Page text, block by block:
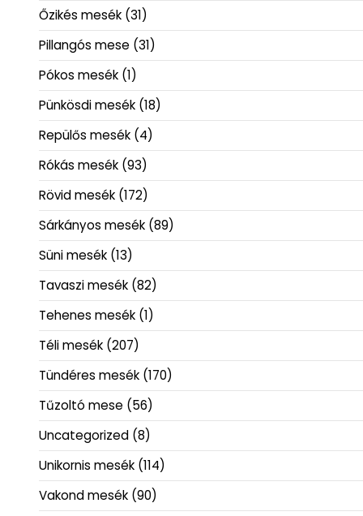
Őzikés mesék (31)
Pillangós mese (31)
Pókos mesék (1)
Pünkösdi mesék (18)
Repülős mesék (4)
Rókás mesék (93)
Rövid mesék (172)
Sárkányos mesék (89)
Süni mesék (13)
Tavaszi mesék (82)
Tehenes mesék (1)
Téli mesék (207)
Tündéres mesék (170)
Tűzoltó mese (56)
Uncategorized (8)
Unikornis mesék (114)
Vakond mesék (90)